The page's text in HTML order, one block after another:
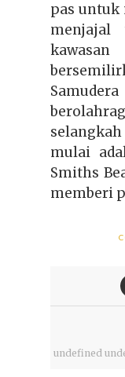
pas untuk
mulai
Smiths
memberi
undefined